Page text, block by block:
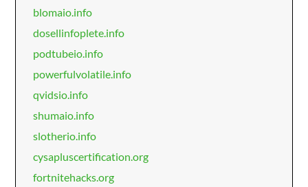
blomaio.info
dosellinfoplete.info
podtubeio.info
powerfulvolatile.info
qvidsio.info
shumaio.info
slotherio.info
cysapluscertification.org
fortnitehacks.org